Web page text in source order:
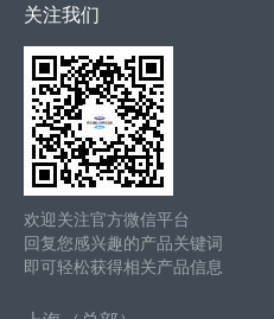
关注我们
欢迎关注官方微信平台
回复您感兴趣的产品关键词
即可轻松获得相关产品信息